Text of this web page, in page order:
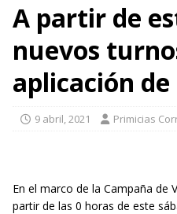
A partir de
nuevos
aplicación
9 abril, 2021 Primicias
En el marco de la Campaña de
partir de las 0 horas de este